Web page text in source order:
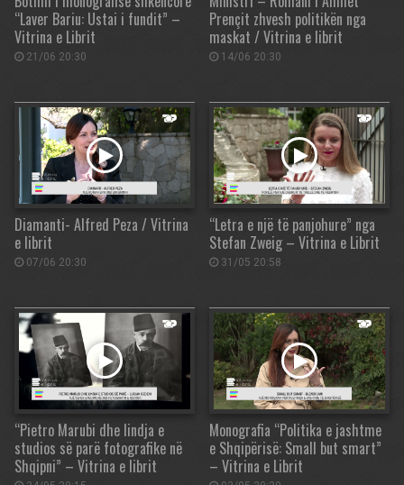
“Laver Bariu: Ustai i fundit” –
Vitrina e Librit
21/06 20:30
Prençit zhvesh politikën nga
maskat / Vitrina e librit
14/06 20:30
Diamanti- Alfred Peza / Vitrina
e librit
07/06 20:30
“Letra e një të panjohure” nga
Stefan Zweig – Vitrina e Librit
31/05 20:58
“Pietro Marubi dhe lindja e
studios së parë fotografike në
Shqipni” – Vitrina e librit
Monografia “Politika e jashtme
e Shqipërisë: Small but smart”
– Vitrina e Librit